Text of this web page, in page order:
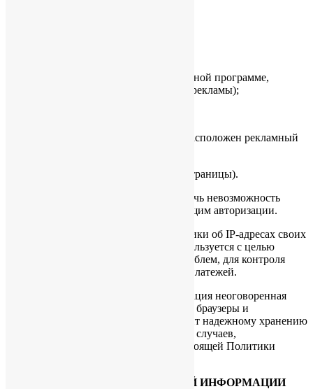
· информация о браузере (или иной программе,
которая осуществляет доступ к показу рекламы);
· адрес страницы, на которой расположен рекламный
· реферер (адрес предыдущей страницы).
3.3.1. Отключение cookies может повлечь невозможность
доступа к частям сайта Фонда, требующим авторизации.
3.3.2. Фонд осуществляет сбор статистики об IP-адресах своих
посетителей. Данная информация используется с целью
выявления и решения технических проблем, для контроля
законности проводимых финансовых платежей.
3.4. Любая иная персональная информация неоговоренная
выше (история покупок, используемые браузеры и
операционные системы и т.д.) подлежит надежному хранению
и нераспространению, за исключением случаев,
предусмотренных в п.п. 5.2. и 5.3. настоящей Политики
4. ЦЕЛИ СБОРА ПЕРСОНАЛЬНОЙ ИНФОРМАЦИИ